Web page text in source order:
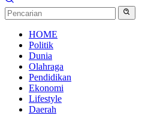
HOME
Politik
Dunia
Olahraga
Pendidikan
Ekonomi
Lifestyle
Daerah